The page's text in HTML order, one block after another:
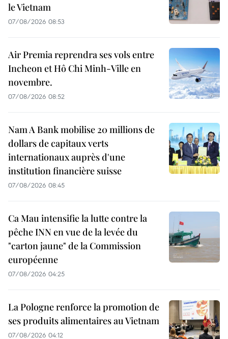
le Vietnam
07/08/2026 08:53
Air Premia reprendra ses vols entre
Incheon et Hô Chi Minh-Ville en
novembre.
07/08/2026 08:52
Nam A Bank mobilise 20 millions de
dollars de capitaux verts
internationaux auprès d'une
institution financière suisse
07/08/2026 08:45
Ca Mau intensifie la lutte contre la
pêche INN en vue de la levée du
"carton jaune" de la Commission
européenne
07/08/2026 04:25
La Pologne renforce la promotion de
ses produits alimentaires au Vietnam
07/08/2026 04:12